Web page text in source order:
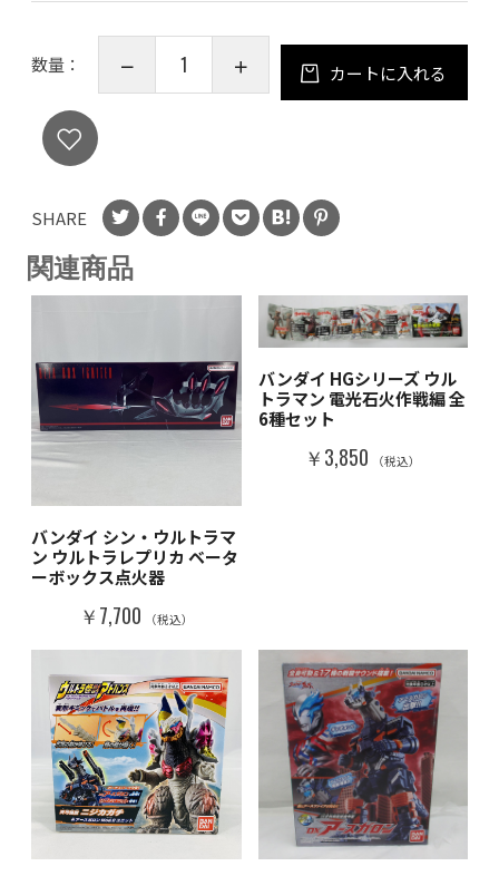
数量： カートに入れる
SHARE
関連商品
バンダイ シン・ウルトラマ
ン ウルトラレプリカ ベータ
ーボックス点火器
￥7,700 （税込）
バンダイ HGシリーズ ウル
トラマン 電光石火作戦編 全
6種セット
￥3,850 （税込）